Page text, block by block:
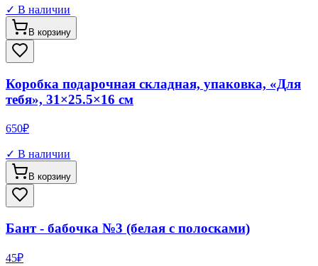
✓ В наличии
В корзину
Коробка подарочная складная, упаковка, «Для
тебя», 31×25.5×16 см
650₽
✓ В наличии
В корзину
Бант - бабочка №3 (белая с полосками)
45₽